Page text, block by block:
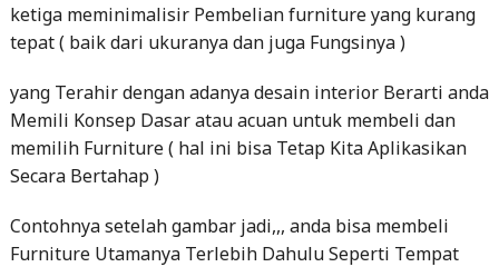
ketiga meminimalisir Pembelian furniture yang kurang
tepat ( baik dari ukuranya dan juga Fungsinya )
yang Terahir dengan adanya desain interior Berarti anda
Memili Konsep Dasar atau acuan untuk membeli dan
memilih Furniture ( hal ini bisa Tetap Kita Aplikasikan
Secara Bertahap )
Contohnya setelah gambar jadi,,, anda bisa membeli
Furniture Utamanya Terlebih Dahulu Seperti Tempat